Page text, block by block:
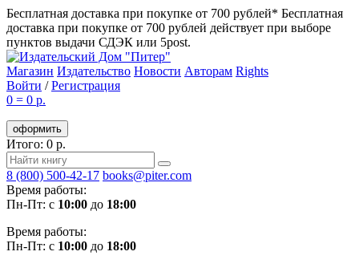
Бесплатная доставка при покупке от 700 рублей* Бесплатная
доставка при покупке от 700 рублей действует при выборе
пунктов выдачи СДЭК или 5post.
Магазин Издательство Новости Авторам Rights
Войти /Регистрация
0 = 0 р.
оформить
Итого: 0 р.
8 (800) 500-42-17 books@piter.com
Время работы:
Пн-Пт: с 10:00 до 18:00
Время работы:
Пн-Пт: с 10:00 до 18:00